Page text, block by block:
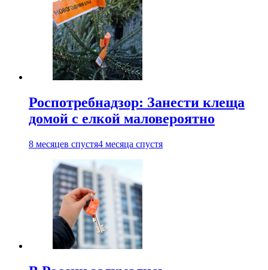
Роспотребнадзор: Занести клеща
домой с елкой маловероятно
8 месяцев спустя4 месяца спустя